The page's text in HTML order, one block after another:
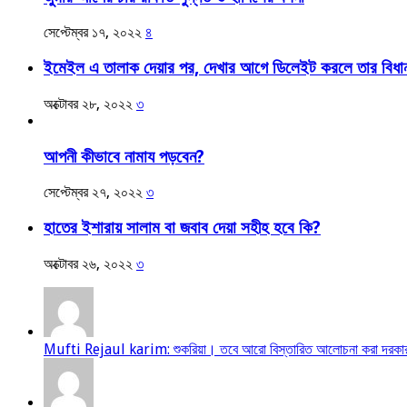
সেপ্টেম্বর ১৭, ২০২২ ৪
ইমেইল এ তালাক দেয়ার পর, দেখার আগে ডিলেইট করলে তার
অক্টোবর ২৮, ২০২২ ৩
আপনী কীভাবে নামায পড়বেন?
সেপ্টেম্বর ২৭, ২০২২ ৩
হাতের ইশারায় সালাম বা জবাব দেয়া সহীহ হবে কি?
অক্টোবর ২৬, ২০২২ ৩
Mufti Rejaul karim: শুকরিয়া। তবে আরো বিস্তারিত আলোচনা করা